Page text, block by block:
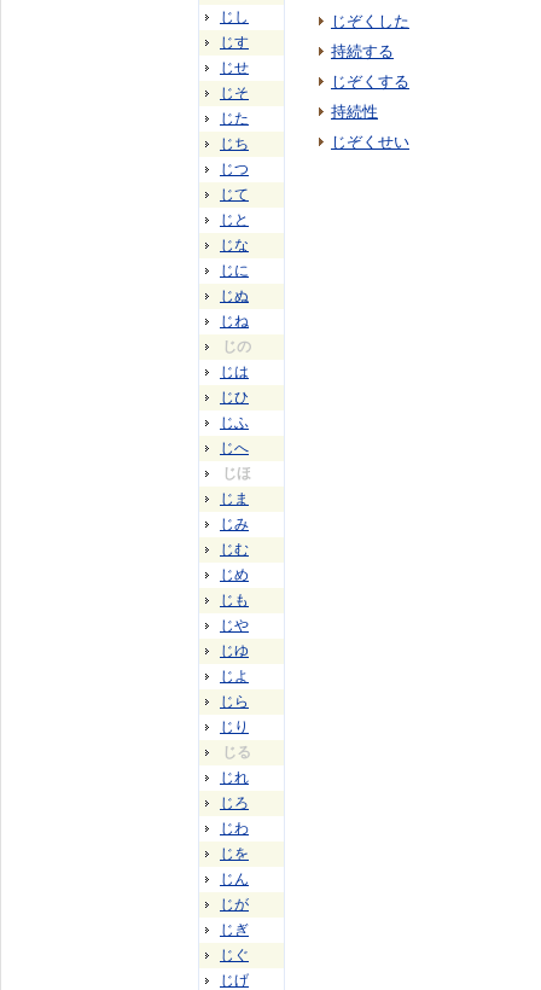
じし
じす
じせ
じそ
じた
じち
じつ
じて
じと
じな
じに
じぬ
じね
じの
じは
じひ
じふ
じへ
じほ
じま
じみ
じむ
じめ
じも
じや
じゆ
じよ
じら
じり
じる
じれ
じろ
じわ
じを
じん
じが
じぎ
じぐ
じげ
じぞくした
持続する
じぞくする
持続性
じぞくせい